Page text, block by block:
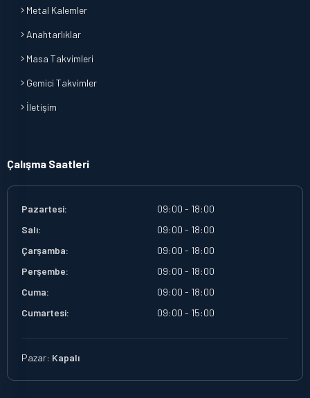
Metal Kalemler
Anahtarlıklar
Masa Takvimleri
Gemici Takvimler
İletişim
Çalışma Saatleri
Pazartesi:
09:00 - 18:00
Salı:
09:00 - 18:00
Çarşamba:
09:00 - 18:00
Perşembe:
09:00 - 18:00
Cuma:
09:00 - 18:00
Cumartesi:
09:00 - 15:00
Pazar: Kapalı